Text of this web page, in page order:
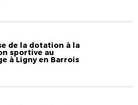
de la dotation à la
sportive au
à Ligny en Barrois